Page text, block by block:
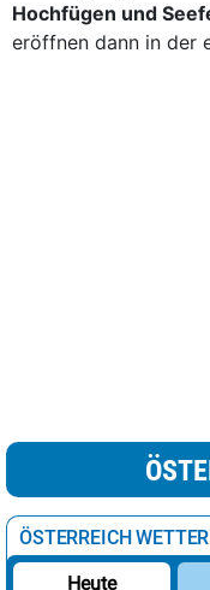
Hochfügen und
eröffnen dann in der
ÖSTERREICH WETTER
Heute